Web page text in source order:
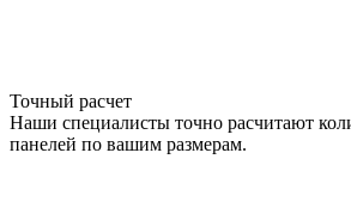
Точный расчет
Наши специалисты точно расчитают
панелей по вашим размерам.